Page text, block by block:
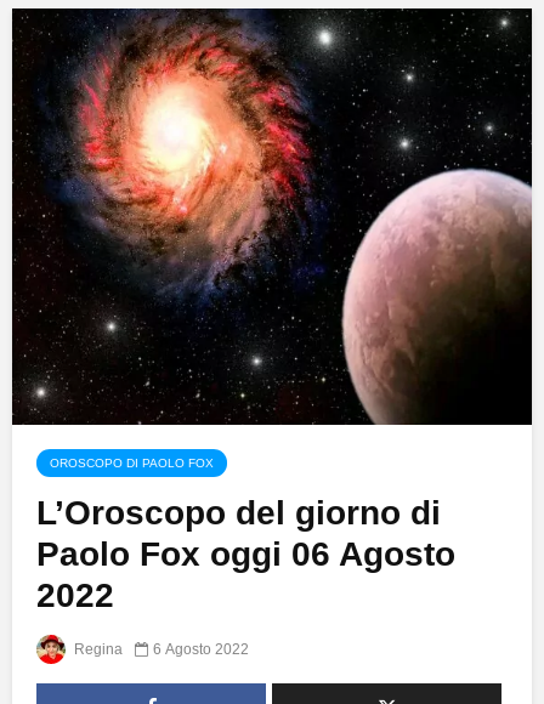
OROSCOPO DI PAOLO FOX
L’Oroscopo del giorno di
Paolo Fox oggi 06 Agosto
2022
Regina 6 Agosto 2022